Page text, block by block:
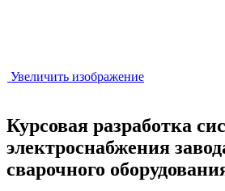
Увеличить изображение
Курсовая разработка
электроснабжения
сварочного